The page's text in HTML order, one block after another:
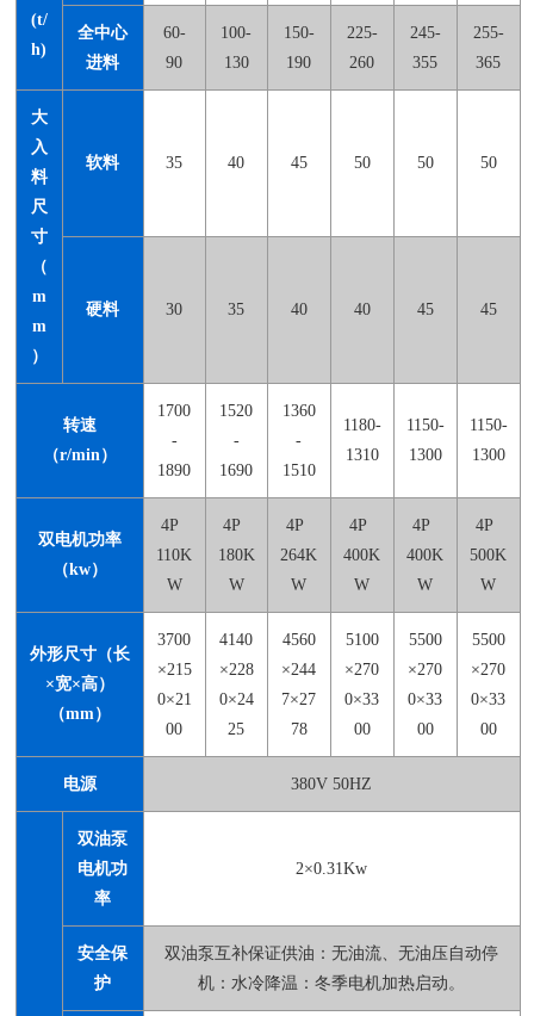
(t/
h)
全中心
进料
60-
90
100-
130
150-
190
225-
260
245-
355
255-
365
大
入
料
尺
寸
（
m
m
）
软料 35 40 45 50 50 50
硬料 30 35 40 40 45 45
转速
（r/min）
1700
-
1890
1520
-
1690
1360
-
1510
1180-
1310
1150-
1300
1150-
1300
双电机功率
（kw）
4P
110K
W
4P
180K
W
4P
264K
W
4P
400K
W
4P
400K
W
4P
500K
W
外形尺寸（长
×宽×高）
（mm）
3700
×215
0×21
00
4140
×228
0×24
25
4560
×244
7×27
78
5100
×270
0×33
00
5500
×270
0×33
00
5500
×270
0×33
00
电源 380V 50HZ
双油泵
电机功
率
2×0.31Kw
安全保
护
双油泵互补保证供油：无油流、无油压自动停
机：水冷降温：冬季电机加热启动。